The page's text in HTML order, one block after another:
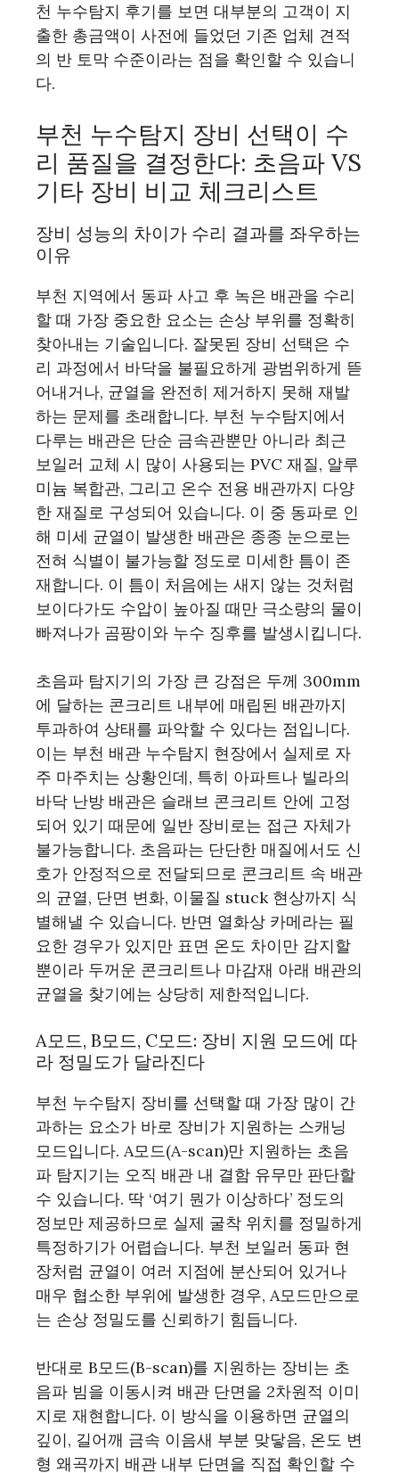
천 누수탐지 후기를 보면 대부분의 고객이 지
출한 총금액이 사전에 들었던 기존 업체 견적
의 반 토막 수준이라는 점을 확인할 수 있습니
다.
부천 누수탐지 장비 선택이 수
리 품질을 결정한다: 초음파 VS
기타 장비 비교 체크리스트
장비 성능의 차이가 수리 결과를 좌우하는
이유
부천 지역에서 동파 사고 후 녹은 배관을 수리
할 때 가장 중요한 요소는 손상 부위를 정확히
찾아내는 기술입니다. 잘못된 장비 선택은 수
리 과정에서 바닥을 불필요하게 광범위하게 뜯
어내거나, 균열을 완전히 제거하지 못해 재발
하는 문제를 초래합니다. 부천 누수탐지에서
다루는 배관은 단순 금속관뿐만 아니라 최근
보일러 교체 시 많이 사용되는 PVC 재질, 알루
미늄 복합관, 그리고 온수 전용 배관까지 다양
한 재질로 구성되어 있습니다. 이 중 동파로 인
해 미세 균열이 발생한 배관은 종종 눈으로는
전혀 식별이 불가능할 정도로 미세한 틈이 존
재합니다. 이 틈이 처음에는 새지 않는 것처럼
보이다가도 수압이 높아질 때만 극소량의 물이
빠져나가 곰팡이와 누수 징후를 발생시킵니다.
초음파 탐지기의 가장 큰 강점은 두께 300mm
에 달하는 콘크리트 내부에 매립된 배관까지
투과하여 상태를 파악할 수 있다는 점입니다.
이는 부천 배관 누수탐지 현장에서 실제로 자
주 마주치는 상황인데, 특히 아파트나 빌라의
바닥 난방 배관은 슬래브 콘크리트 안에 고정
되어 있기 때문에 일반 장비로는 접근 자체가
불가능합니다. 초음파는 단단한 매질에서도 신
호가 안정적으로 전달되므로 콘크리트 속 배관
의 균열, 단면 변화, 이물질 stuck 현상까지 식
별해낼 수 있습니다. 반면 열화상 카메라는 필
요한 경우가 있지만 표면 온도 차이만 감지할
뿐이라 두꺼운 콘크리트나 마감재 아래 배관의
균열을 찾기에는 상당히 제한적입니다.
A모드, B모드, C모드: 장비 지원 모드에 따
라 정밀도가 달라진다
부천 누수탐지 장비를 선택할 때 가장 많이 간
과하는 요소가 바로 장비가 지원하는 스캐닝
모드입니다. A모드(A-scan)만 지원하는 초음
파 탐지기는 오직 배관 내 결함 유무만 판단할
수 있습니다. 딱 ‘여기 뭔가 이상하다’ 정도의
정보만 제공하므로 실제 굴착 위치를 정밀하게
특정하기가 어렵습니다. 부천 보일러 동파 현
장처럼 균열이 여러 지점에 분산되어 있거나
매우 협소한 부위에 발생한 경우, A모드만으로
는 손상 정밀도를 신뢰하기 힘듭니다.
반대로 B모드(B-scan)를 지원하는 장비는 초
음파 빔을 이동시켜 배관 단면을 2차원적 이미
지로 재현합니다. 이 방식을 이용하면 균열의
깊이, 길어깨 금속 이음새 부분 맞닿음, 온도 변
형 왜곡까지 배관 내부 단면을 직접 확인할 수